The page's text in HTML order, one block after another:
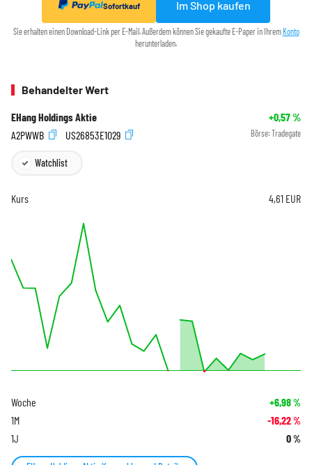
Sofortkauf Im Shop kaufen
Sie erhalten einen Download-Link per E-Mail. Außerdem können Sie gekaufte E-Paper in Ihrem Konto
herunterladen.
Behandelter Wert
EHang Holdings Aktie +0,57%
A2PWWB
US26853E1029 Börse: Tradegate
Watchlist
Kurs 4,61 EUR
Woche +6,98%
1M -16,22%
1J 0%